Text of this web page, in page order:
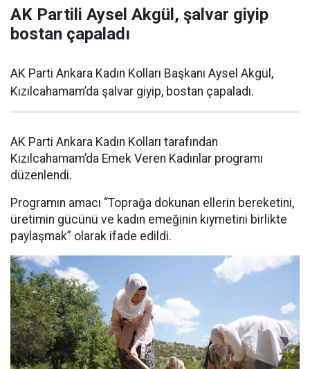
AK Partili Aysel Akgül, şalvar giyip
bostan çapaladı
AK Parti Ankara Kadın Kolları Başkanı Aysel Akgül,
Kızılcahamam’da şalvar giyip, bostan çapaladı.
AK Parti Ankara Kadın Kolları tarafından
Kızılcahamam’da Emek Veren Kadınlar programı
düzenlendi.
Programın amacı “Toprağa dokunan ellerin bereketini,
üretimin gücünü ve kadın emeğinin kıymetini birlikte
paylaşmak” olarak ifade edildi.